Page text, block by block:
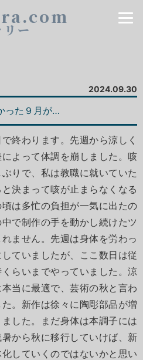
ー
2024.09.30
った９月が…
終わります。先週から涼しく
よって体調を崩しました。咳
りで、私は教職に就いていた
決まって咳が止まらなくなる
は多忙の負担が一気に出たの
で制作の手を動かし続けたツ
ません。先週は身体を労わっ
ていましたが、ここ数日は従
らいまでやっていました。涼
当に最適で、芸術の秋と言わ
。新作は徐々に陶彫部品が増
した。まだ身体は本調子には
から秋に移行していけば、新
していくのではないかと思い